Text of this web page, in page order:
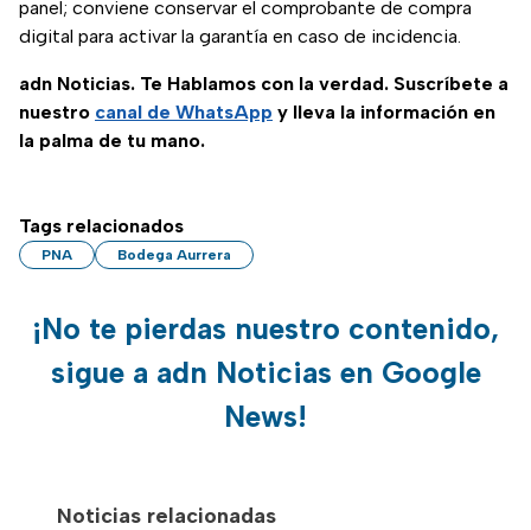
panel; conviene conservar el comprobante de compra
digital para activar la garantía en caso de incidencia.
adn Noticias. Te Hablamos con la verdad. Suscríbete a
nuestro canal de WhatsApp y lleva la información en
la palma de tu mano.
Tags relacionados
PNA Bodega Aurrera
¡No te pierdas nuestro contenido,
sigue a adn Noticias en Google
News!
Noticias relacionadas